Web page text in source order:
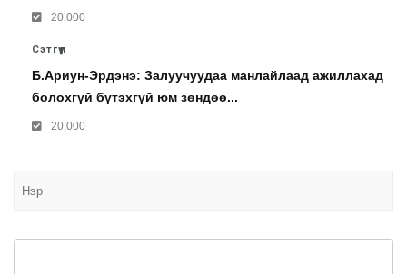
20.000
Сэтгүүл
Б.Ариун-Эрдэнэ: Залуучуудаа манлайлаад ажиллахад
болохгүй бүтэхгүй юм зөндөө...
20.000